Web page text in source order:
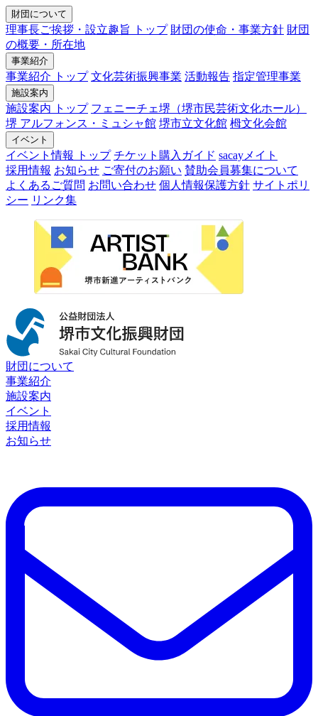
財団について
理事長ご挨拶・設立趣旨 トップ 財団の使命・事業方針 財団
の概要・所在地
事業紹介
事業紹介 トップ 文化芸術振興事業 活動報告 指定管理事業
施設案内
施設案内 トップ フェニーチェ堺（堺市民芸術文化ホール）
堺 アルフォンス・ミュシャ館 堺市立文化館 栂文化会館
イベント
イベント情報 トップ チケット購入ガイド sacayメイト
採用情報 お知らせ ご寄付のお願い 賛助会員募集について
よくあるご質問 お問い合わせ 個人情報保護方針 サイトポリ
シー リンク集
財団について
事業紹介
施設案内
イベント
採用情報
お知らせ